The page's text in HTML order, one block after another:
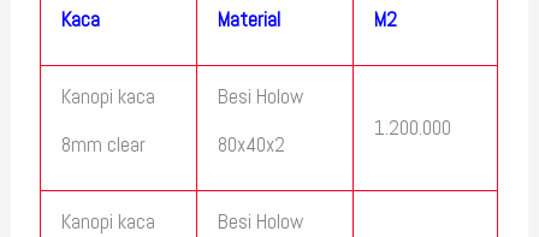
Kaca
Material
M2
Kanopi kaca
8mm clear
Besi Holow
80x40x2
1.200.000
Kanopi kaca
Besi Holow